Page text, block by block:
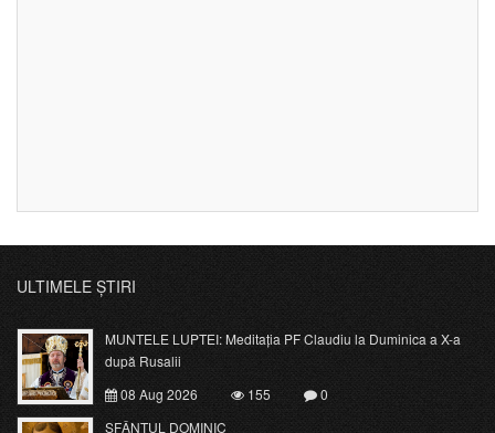
ULTIMELE ȘTIRI
MUNTELE LUPTEI: Meditația PF Claudiu la Duminica a X-a
după Rusalii
08 Aug 2026
155
0
SFÂNTUL DOMINIC